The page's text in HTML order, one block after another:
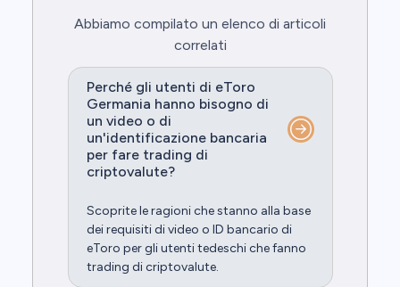
Abbiamo compilato un elenco di articoli
correlati
Perché gli utenti di eToro
Germania hanno bisogno di
un video o di
un'identificazione bancaria
per fare trading di
criptovalute?
Scoprite le ragioni che stanno alla base
dei requisiti di video o ID bancario di
eToro per gli utenti tedeschi che fanno
trading di criptovalute.